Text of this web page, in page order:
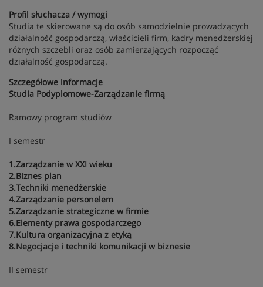
Profil słuchacza / wymogi
Studia te skierowane są do osób samodzielnie prowadzących
działalność gospodarczą, właścicieli firm, kadry menedżerskiej
różnych szczebli oraz osób zamierzających rozpocząć
działalność gospodarczą.
Szczegółowe informacje
Studia Podyplomowe-Zarządzanie firmą
Ramowy program studiów
I semestr
1.Zarządzanie w XXI wieku
2.Biznes plan
3.Techniki menedżerskie
4.Zarządzanie personelem
5.Zarządzanie strategiczne w firmie
6.Elementy prawa gospodarczego
7.Kultura organizacyjna z etyką
8.Negocjacje i techniki komunikacji w biznesie
II semestr